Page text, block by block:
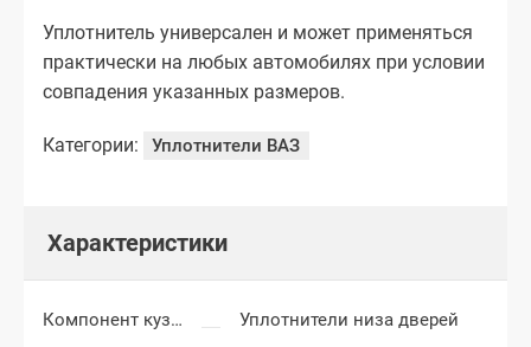
Уплотнитель универсален и может применяться
практически на любых автомобилях при условии
совпадения указанных размеров.
Категории: Уплотнители ВАЗ
Характеристики
Компонент кузова
Уплотнители низа дверей